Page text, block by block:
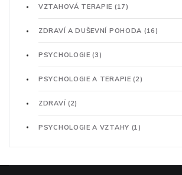
VZTAHOVÁ TERAPIE (17)
ZDRAVÍ A DUŠEVNÍ POHODA (16)
PSYCHOLOGIE(3)
PSYCHOLOGIE A TERAPIE(2)
ZDRAVÍ (2)
PSYCHOLOGIE A VZTAHY (1)